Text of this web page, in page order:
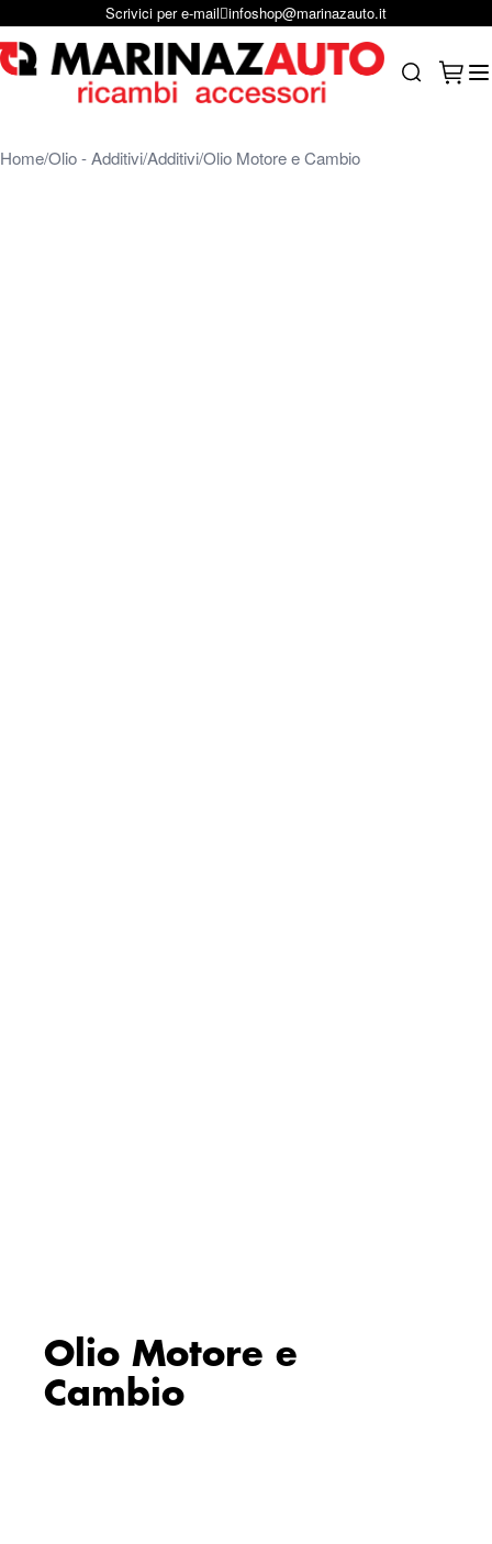
Salta al contenutoScrivici per e-mail infoshop@marinazauto.it
HomeOlio - AdditiviAdditiviOlio Motore e Cambio
Olio Motore e
Cambio